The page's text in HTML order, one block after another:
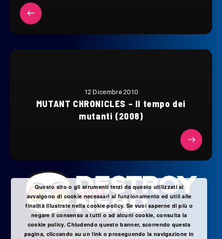
12 Dicembre 2010
MUTANT CHRONICLES – Il tempo dei
mutanti (2008)
Questo sito o gli strumenti terzi da questo utilizzati si
avvalgono di cookie necessari al funzionamento ed utili alle
finalità illustrate nella cookie policy. Se vuoi saperne di più o
negare il consenso a tutti o ad alcuni cookie, consulta la
cookie policy. Chiudendo questo banner, scorrendo questa
pagina, cliccando su un link o proseguendo la navigazione in